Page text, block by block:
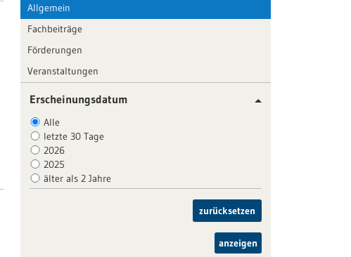
Allgemein
Fachbeiträge
Förderungen
Veranstaltungen
Erscheinungsdatum
Alle
letzte 30 Tage
2026
2025
älter als 2 Jahre
zurücksetzen
anzeigen